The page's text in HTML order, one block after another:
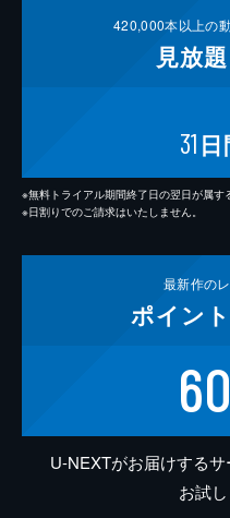
420,000本以上の
見放題
31
※無料トライアル期間終了日の翌日が属す
※日割りでのご請求はいたしません。
最新作の
ポイント
U-NEXTがお届けする
お試し